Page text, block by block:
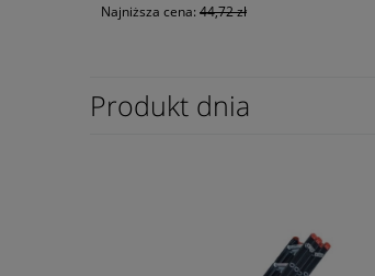
Najniższa cena: 44,72 zł
Produkt dnia